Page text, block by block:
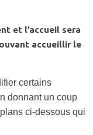
et l’accueil sera
accueillir le
certains
donnant un coup
ci-dessous qui